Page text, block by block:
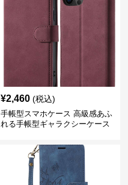
¥2,460 (税込)
手帳型スマホケース 高級感あふ
れる手帳型ギャラクシーケース